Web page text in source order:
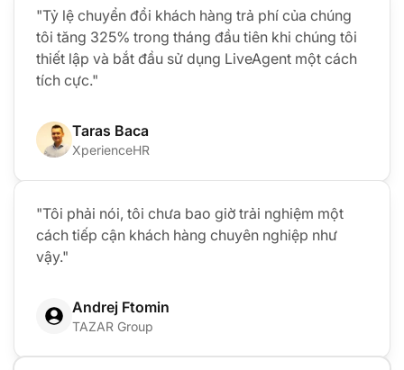
"Tỷ lệ chuyển đổi khách hàng trả phí của chúng
tôi tăng 325% trong tháng đầu tiên khi chúng tôi
thiết lập và bắt đầu sử dụng LiveAgent một cách
tích cực."
Taras Baca
XperienceHR
"Tôi phải nói, tôi chưa bao giờ trải nghiệm một
cách tiếp cận khách hàng chuyên nghiệp như
vậy."
Andrej Ftomin
TAZAR Group